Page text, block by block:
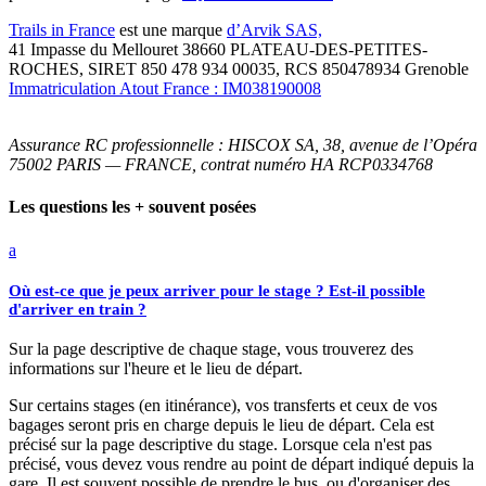
Trails in France est une marque d’Arvik SAS,
41 Impasse du Mellouret 38660 PLATEAU-DES-PETITES-
ROCHES, SIRET 850 478 934 00035, RCS 850478934 Grenoble
Immatriculation Atout France : IM038190008
Assurance RC professionnelle : HISCOX SA, 38, avenue de l’Opéra
75002 PARIS — FRANCE, contrat numéro HA RCP0334768
Les questions les + souvent posées
a
Où est-ce que je peux arriver pour le stage ? Est-il possible
d'arriver en train ?
Sur la page descriptive de chaque stage, vous trouverez des
informations sur l'heure et le lieu de départ.
Sur certains stages (en itinérance), vos transferts et ceux de vos
bagages seront pris en charge depuis le lieu de départ. Cela est
précisé sur la page descriptive du stage. Lorsque cela n'est pas
précisé, vous devez vous rendre au point de départ indiqué depuis la